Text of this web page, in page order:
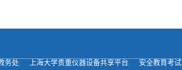
务处 上海大学贵重仪器设备共享平台 安全教育考试|